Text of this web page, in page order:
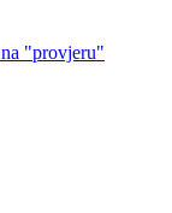
"provjeru"